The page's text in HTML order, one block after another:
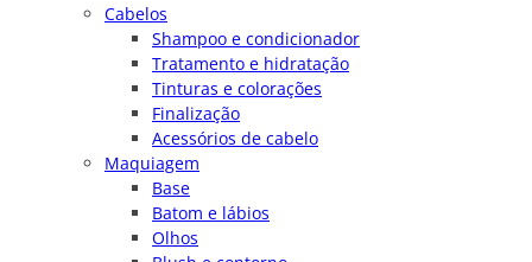
Cabelos
Shampoo e condicionador
Tratamento e hidratação
Tinturas e colorações
Finalização
Acessórios de cabelo
Maquiagem
Base
Batom e lábios
Olhos